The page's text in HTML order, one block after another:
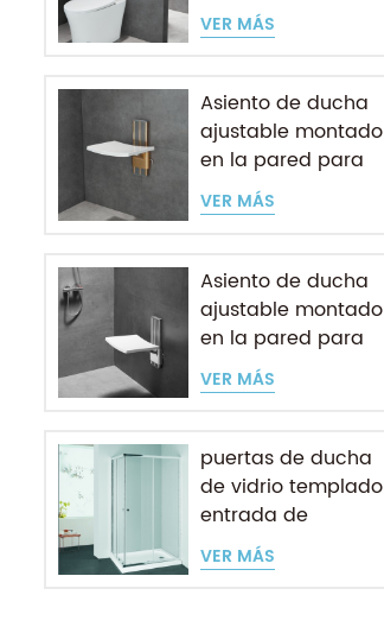
VER MÁS
Asiento de ducha
ajustable montado
en la pared para
personas mayores
VER MÁS
Asiento de ducha
ajustable montado
en la pared para
personas mayores
VER MÁS
puertas de ducha
de vidrio templado
entrada de
esquina deslizante
VER MÁS